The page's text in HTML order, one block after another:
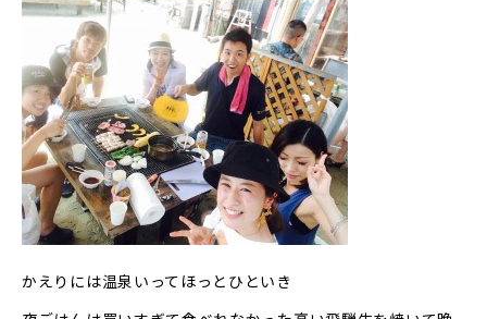
かえりには温泉いってほっとひといき